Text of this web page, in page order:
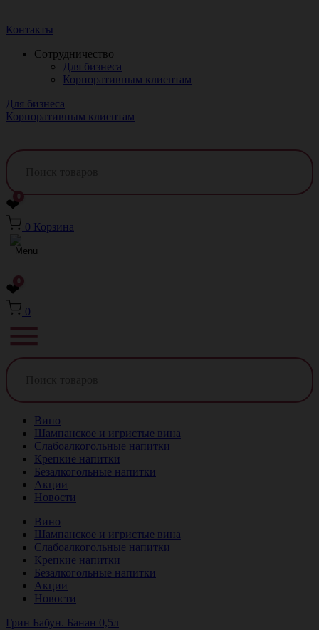
Контакты
Сотрудничество
Для бизнеса
Корпоративным клиентам
Для бизнеса
Корпоративным клиентам
❤0
0 Корзина
❤0
0
Вино
Шампанское и игристые вина
Слабоалкогольные напитки
Крепкие напитки
Безалкогольные напитки
Акции
Новости
Вино
Шампанское и игристые вина
Слабоалкогольные напитки
Крепкие напитки
Безалкогольные напитки
Акции
Новости
Грин Бабун. Банан 0,5л